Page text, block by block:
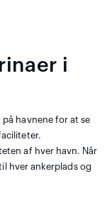
i
havnene for at se
af hver havn. Når
hver ankerplads og